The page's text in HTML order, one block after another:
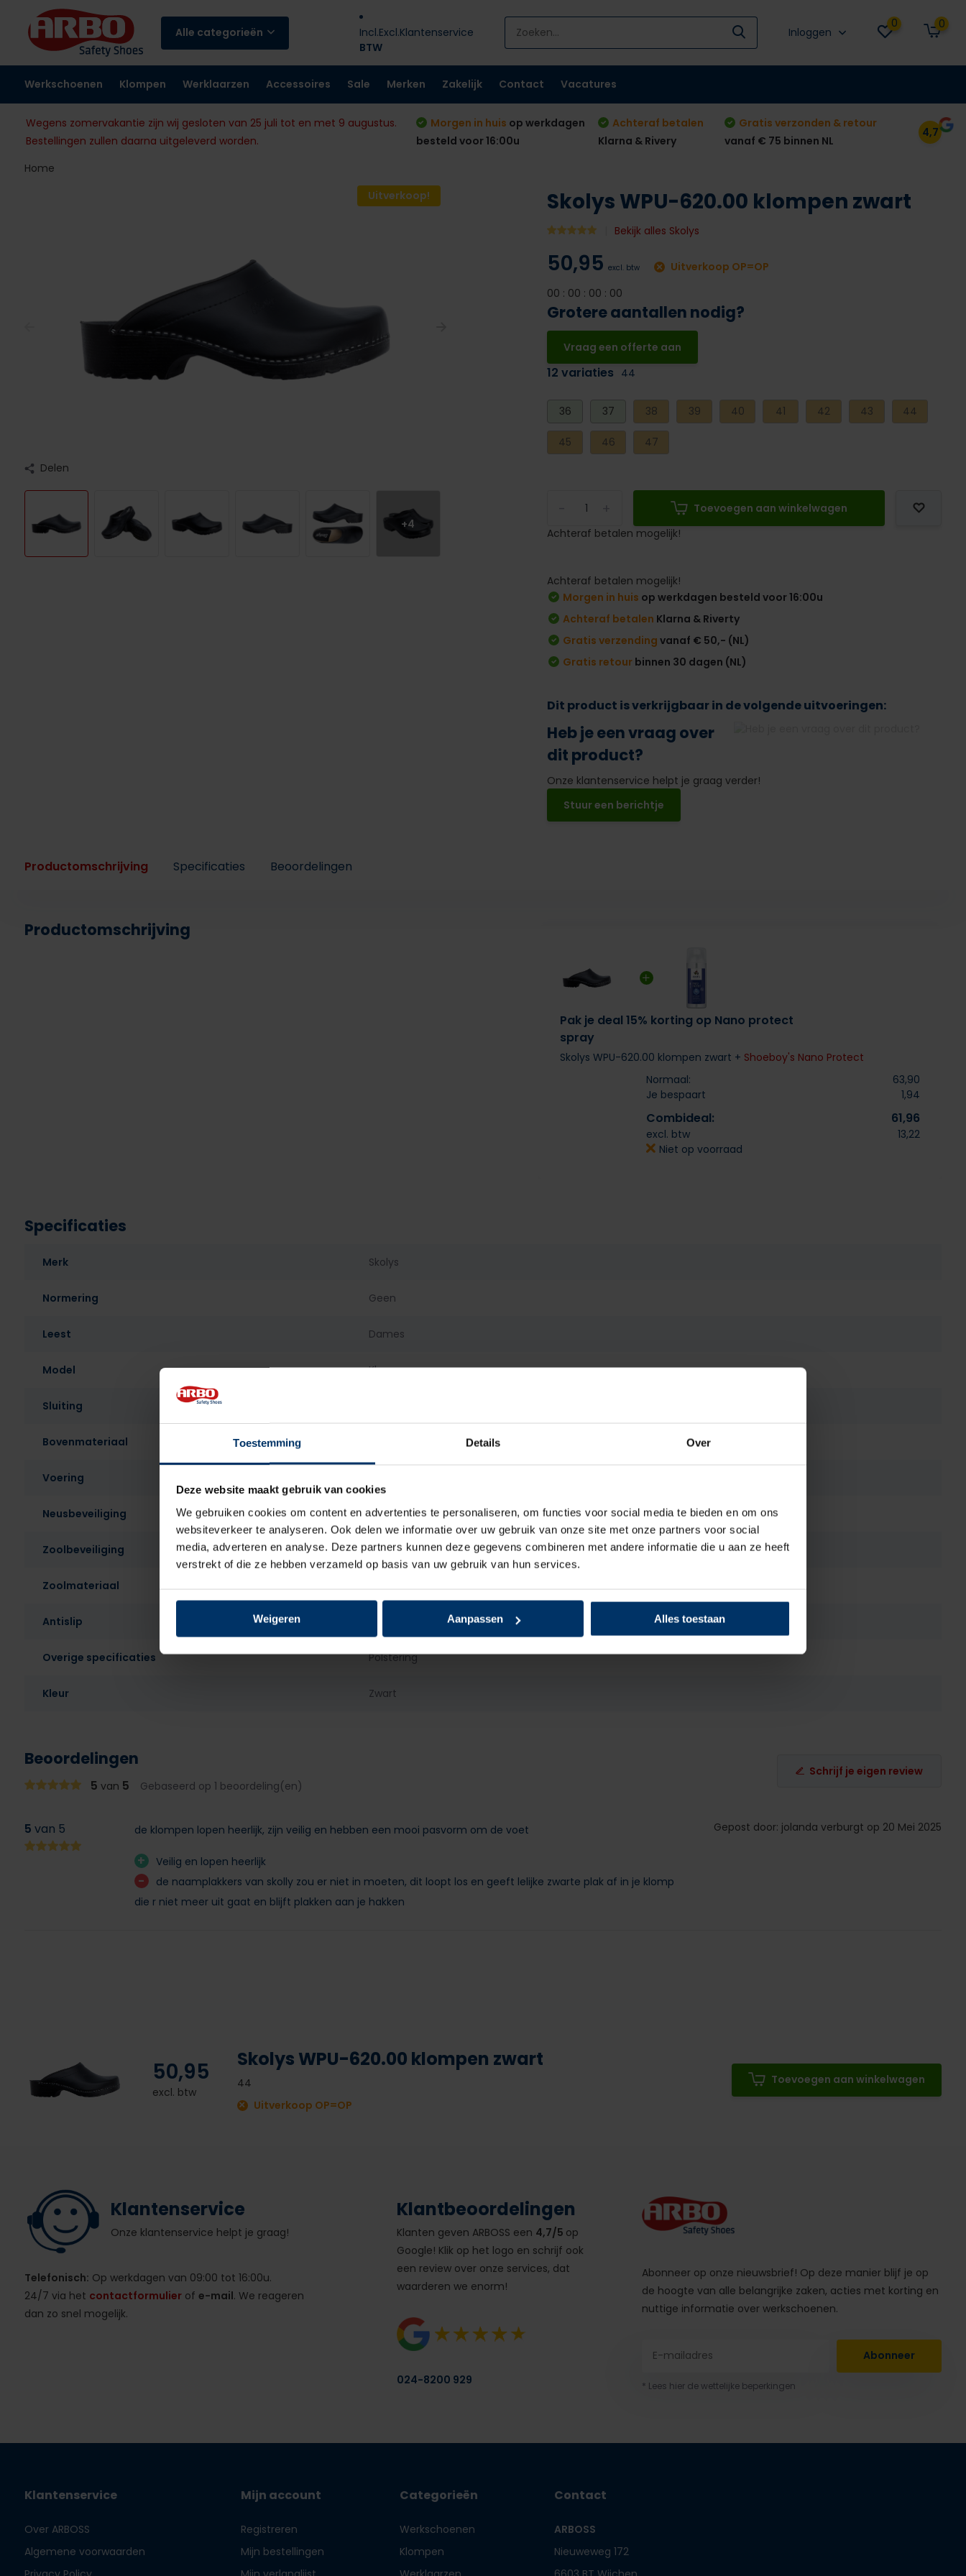
Toestemming Details Over
Deze website maakt gebruik van cookies
We gebruiken cookies om content en advertenties te personaliseren, om functies voor social media te bieden en om ons
websiteverkeer te analyseren. Ook delen we informatie over uw gebruik van onze site met onze partners voor social
media, adverteren en analyse. Deze partners kunnen deze gegevens combineren met andere informatie die u aan ze heeft
verstrekt of die ze hebben verzameld op basis van uw gebruik van hun services.
Weigeren Aanpassen Alles toestaan
Alle categorieën Incl.Excl.
BTW
Klantenservice Inloggen
0 0
Werkschoenen Klompen Werklaarzen Accessoires Sale Merken Zakelijk Contact Vacatures
Wegens zomervakantie zijn wij gesloten van 25 juli tot en met 9 augustus.
Bestellingen zullen daarna uitgeleverd worden.
Morgen in huis op werkdagen
besteld voor 16:00u
Achteraf betalen
Klarna & Rivery
Gratis verzonden & retour
vanaf € 75 binnen NL
4,7
Home
Uitverkoop!
Delen
+4
Skolys WPU-620.00 klompen zwart
Bekijk alles Skolys
50,95 excl. btw
Uitverkoop OP=OP
00 : 00 : 00 : 00
Grotere aantallen nodig?
Vraag een offerte aan
12 variaties 44
36 37 38 39 40 41 42 43 44
45 46 47
Toevoegen aan winkelwagen
Achteraf betalen mogelijk!
Achteraf betalen mogelijk!
Morgen in huis op werkdagen besteld voor 16:00u
Achteraf betalen Klarna & Riverty
Gratis verzending vanaf € 50,- (NL)
Gratis retour binnen 30 dagen (NL)
Dit product is verkrijgbaar in de volgende uitvoeringen:
Heb je een vraag over
dit product?
Onze klantenservice helpt je graag verder!
Stuur een berichtje
Productomschrijving Specificaties Beoordelingen
Productomschrijving
Pak je deal 15% korting op Nano protect
spray
Skolys WPU-620.00 klompen zwart + Shoeboy's Nano Protect
Normaal:
63,90
Je bespaart
1,94
Combideal: 61,96
excl. btw
13,22
Niet op voorraad
Specificaties
Merk Skolys
Normering Geen
Leest Dames
Model Klomp
Sluiting
Bovenmateriaal
Voering
Neusbeveiliging Geen
Zoolbeveiliging Geen
Zoolmateriaal Hout + PU
Antislip
Overige specificaties Polstering
Kleur Zwart
Beoordelingen
5 van 5 Gebaseerd op 1 beoordeling(en)
Schrijf je eigen review
5 van 5 de klompen lopen heerlijk, zijn veilig en hebben een mooi pasvorm om de voet
+ Veilig en lopen heerlijk
-
de naamplakkers van skolly zou er niet in moeten, dit loopt los en geeft lelijke zwarte plak af in je klomp
die r niet meer uit gaat en blijft plakken aan je hakken
Gepost door: jolanda verburgt op 20 Mei 2025
50,95
excl. btw
Skolys WPU-620.00 klompen zwart
44
Uitverkoop OP=OP
Toevoegen aan winkelwagen
Klantenservice
Onze klantenservice helpt je graag!
Telefonisch: Op werkdagen van 09:00 tot 16:00u.
24/7 via het contactformulierof e-mail. We reageren
dan zo snel mogelijk.
Klantbeoordelingen
Klanten geven ARBOSS een 4,7/5 op
Google! Klik op het logo en schrijf ook
een review over onze services, dat
waarderen we enorm!
024-8200 929
Abonneer op onze nieuwsbrief! Op deze manier blijf je op
de hoogte van alle belangrijke zaken, acties met korting en
nuttige informatie over werkschoenen.
Abonneer
* Lees hier de wettelijke beperkingen
Klantenservice
Over ARBOSS
Algemene voorwaarden
Mijn account
Registreren
Mijn bestellingen
Categorieën
Werkschoenen
Klompen
Contact
ARBOSS
Nieuweweg 172